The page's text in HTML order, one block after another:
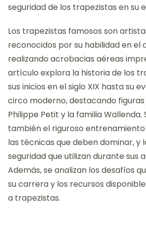
seguridad de los trapezistas en su
Los trapezistas famosos son
reconocidos por su habilidad en el
realizando acrobacias aéreas
artículo explora la historia de los
sus inicios en el siglo XIX hasta su
circo moderno, destacando
Philippe Petit y la familia Wallenda.
también el riguroso
las técnicas que deben dominar, y
seguridad que utilizan durante sus
Además, se analizan los desafíos
su carrera y los recursos
a trapezistas.